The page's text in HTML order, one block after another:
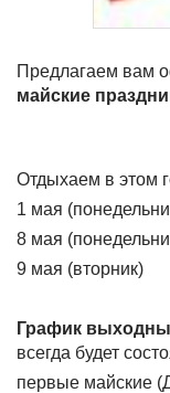
Предлагаем вам
майские
Отдыхаем в этом
1 мая
8 мая
9 мая (вторник)
График
всегда будет
первые майские